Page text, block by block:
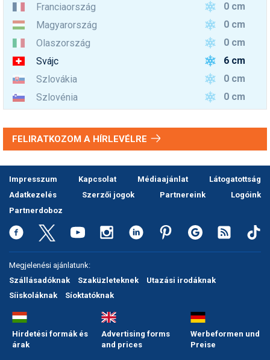
Franciaország
0 cm
Magyarország
0 cm
Olaszország
0 cm
Svájc
6 cm
Szlovákia
0 cm
Szlovénia
0 cm
FELIRATKOZOM A HÍRLEVÉLRE
Impresszum Kapcsolat Médiaajánlat
Látogatottság
Adatkezelés
Szerzői jogok Partnereink
Logóink
Partnerdoboz
Megjelenési ajánlatunk:
Szállásadóknak
Szaküzleteknek
Utazási irodáknak
Síiskoláknak
Síoktatóknak
Hirdetési formák és
árak
Advertising forms
and prices
Werbeformen und
Preise